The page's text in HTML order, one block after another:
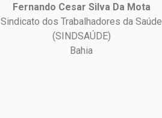
Fernando Cesar Silva Da Mota
Sindicato dos Trabalhadores da Saúde
(SINDSAÚDE)
Bahia